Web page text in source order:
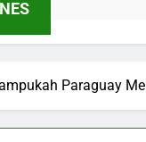
Paraguay